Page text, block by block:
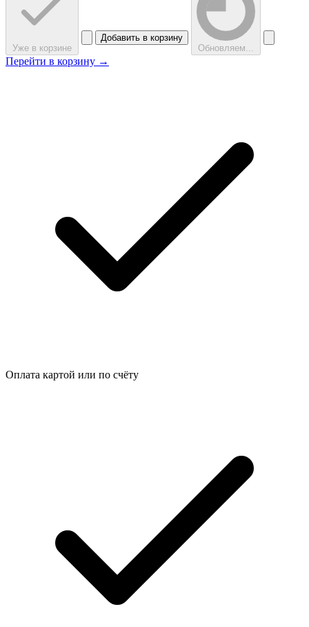
Уже в корзине
Добавить в корзину
Обновляем...
Перейти в корзину →
Оплата картой или по счёту